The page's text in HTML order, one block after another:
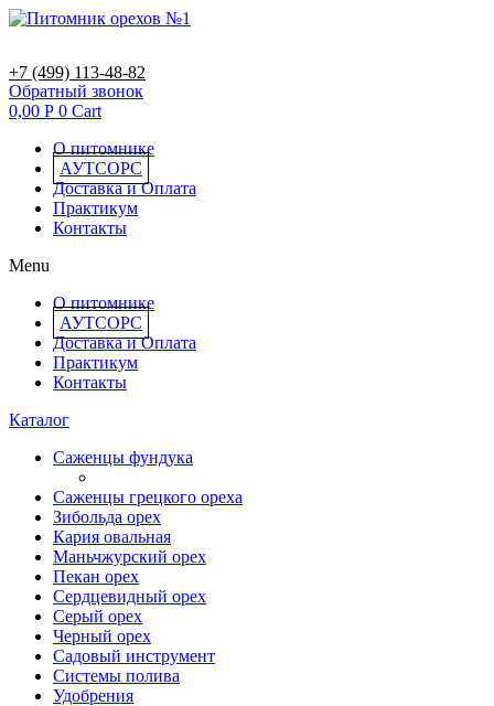
+7 (499) 113-48-82
Обратный звонок
0,00 Р 0 Cart
О питомнике
АУТСОРС
Доставка и Оплата
Практикум
Контакты
Menu
О питомнике
АУТСОРС
Доставка и Оплата
Практикум
Контакты
Каталог
Саженцы фундука
Саженцы грецкого ореха
Зибольда орех
Кария овальная
Маньчжурский орех
Пекан орех
Сердцевидный орех
Серый орех
Черный орех
Садовый инструмент
Системы полива
Удобрения